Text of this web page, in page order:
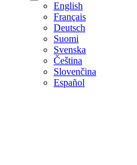
English
Français
Deutsch
Suomi
Svenska
Čeština
Slovenčina
Español